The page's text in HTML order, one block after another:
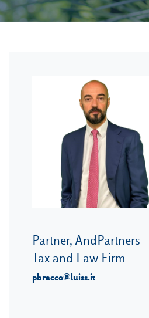
Partner, AndPartners
Tax and Law Firm
pbracco@luiss.it